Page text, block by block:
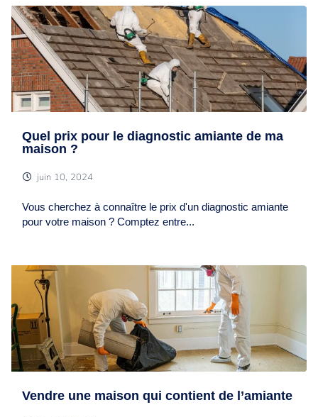
Quel prix pour le diagnostic amiante de ma
maison ?
juin 10, 2024
Vous cherchez à connaître le prix d'un diagnostic amiante
pour votre maison ? Comptez entre...
Vendre une maison qui contient de l’amiante